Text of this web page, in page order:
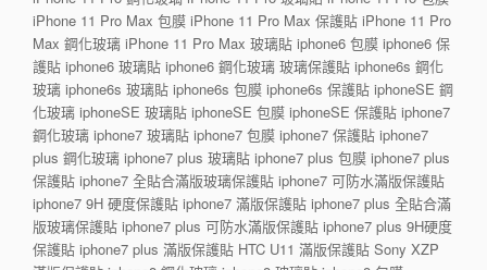
iPhone 11 Pro Max 包膜 iPhone 11 Pro Max 保護貼 iPhone 11 Pro
Max 鋼化玻璃 iPhone 11 Pro Max 玻璃貼 iphone6 包膜 iphone6 保
護貼 iphone6 玻璃貼 iphone6 鋼化玻璃 玻璃保護貼 iphone6s 鋼化
玻璃 iphone6s 玻璃貼 iphone6s 包膜 iphone6s 保護貼 iphoneSE 鋼
化玻璃 iphoneSE 玻璃貼 iphoneSE 包膜 iphoneSE 保護貼 iphone7
鋼化玻璃 iphone7 玻璃貼 iphone7 包膜 iphone7 保護貼 iphone7
plus 鋼化玻璃 iphone7 plus 玻璃貼 iphone7 plus 包膜 iphone7 plus
保護貼 iphone7 全貼合滿版玻璃保護貼 iphone7 可防水滿版保護貼
iphone7 9H 硬度保護貼 iphone7 滿版保護貼 iphone7 plus 全貼合滿
版玻璃保護貼 iphone7 plus 可防水滿版保護貼 iphone7 plus 9H硬度
保護貼 iphone7 plus 滿版保護貼 HTC U11 滿版保護貼 Sony XZP